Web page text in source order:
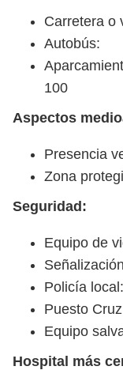
Carretera o
Autobús:
100
Aspectos
Presencia
Zona
Seguridad:
Equipo de
Policía local:
Puesto
Equipo
Hospital más